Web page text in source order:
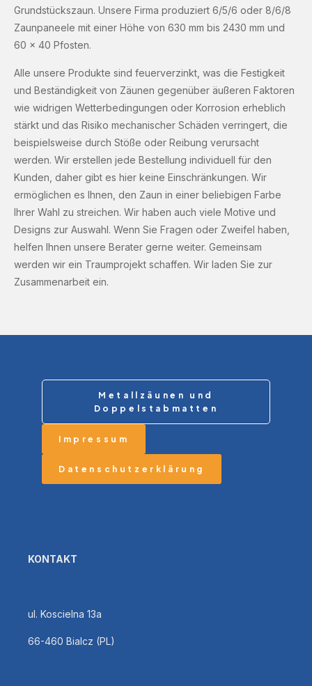
Grundstückszaun. Unsere Firma produziert 6/5/6 oder 8/6/8
Zaunpaneele mit einer Höhe von 630 mm bis 2430 mm und
60 × 40 Pfosten.
Alle unsere Produkte sind feuerverzinkt, was die Festigkeit
und Beständigkeit von Zäunen gegenüber äußeren Faktoren
wie widrigen Wetterbedingungen oder Korrosion erheblich
stärkt und das Risiko mechanischer Schäden verringert, die
beispielsweise durch Stöße oder Reibung verursacht
werden. Wir erstellen jede Bestellung individuell für den
Kunden, daher gibt es hier keine Einschränkungen. Wir
ermöglichen es Ihnen, den Zaun in einer beliebigen Farbe
Ihrer Wahl zu streichen. Wir haben auch viele Motive und
Designs zur Auswahl. Wenn Sie Fragen oder Zweifel haben,
helfen Ihnen unsere Berater gerne weiter. Gemeinsam
werden wir ein Traumprojekt schaffen. Wir laden Sie zur
Zusammenarbeit ein.
Metallzäunen und
Doppelstabmatten
Impressum
Datenschutzerklärung
KONTAKT
ul. Koscielna 13a
66-460 Bialcz (PL)